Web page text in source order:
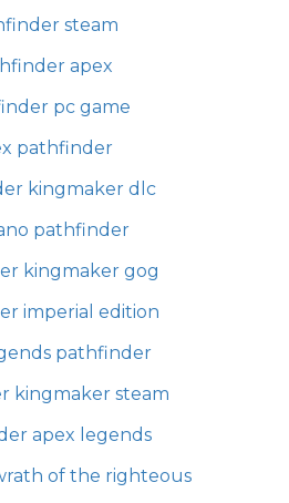
steam
apex
pc game
pathfinder
kingmaker dlc
pathfinder
kingmaker gog
imperial edition
pathfinder
kingmaker steam
apex legends
of the righteous